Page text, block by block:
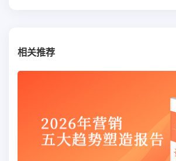
相关推荐